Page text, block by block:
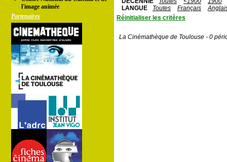
l'image animée
Partenaires
LANGUE
Toutes Français
Réinitialiser les critères
La Cinémathèque de Toulouse - 0